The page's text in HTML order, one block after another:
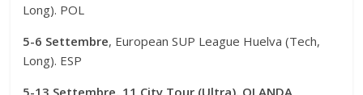
Long). POL
5-6 Settembre, European SUP League Huelva (Tech,
Long). ESP
5-13 Settembre, 11 City Tour (Ultra). OLANDA